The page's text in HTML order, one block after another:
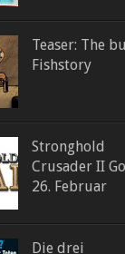
Teaser: The
Fishstory
Stronghold
Crusader II
26. Februar
Die drei